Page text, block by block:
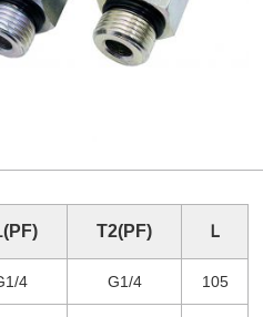
T2(PF) Ｌ
4 G1/4 105